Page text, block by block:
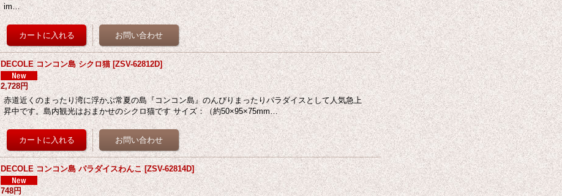
im…
DECOLE コンコン島 シクロ猫 [ZSV-62812D]
2,728円
赤道近くのまったり湾に浮かぶ常夏の島『コンコン島』のんびりまったりパラダイスとして人気急上
昇中です。島内観光はおまかせのシクロ猫です サイズ：（約50×95×75mm…
DECOLE コンコン島 パラダイスわんこ [ZSV-62814D]
748円